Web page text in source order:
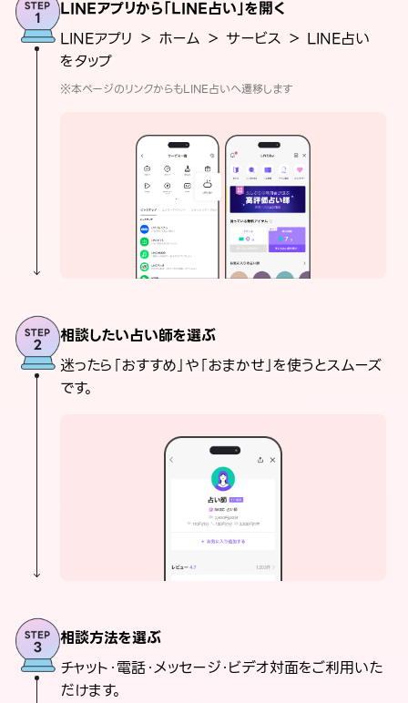
LINEアプリから「LINE占い」を開く
LINEアプリ ＞ ホーム ＞ サービス ＞ LINE占い
をタップ
※本ページのリンクからもLINE占いへ遷移します
相談したい占い師を選ぶ
迷ったら「おすすめ」や「おまかせ」を使うとスムーズ
です。
相談方法を選ぶ
チャット・電話・メッセージ・ビデオ対面をご利用いた
だけます。